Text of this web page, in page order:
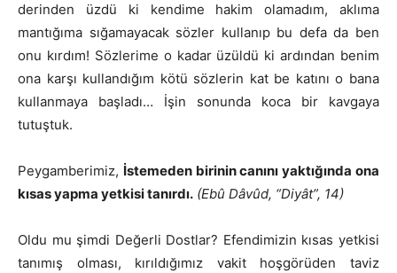
derinden üzdü ki kendime hakim olamadım, aklıma
mantığıma sığamayacak sözler kullanıp bu defa da ben
onu kırdım! Sözlerime o kadar üzüldü ki ardından benim
ona karşı kullandığım kötü sözlerin kat be katını o bana
kullanmaya başladı… İşin sonunda koca bir kavgaya
tutuştuk.
Peygamberimiz, İstemeden birinin canını yaktığında ona
kısas yapma yetkisi tanırdı. (Ebû Dâvûd, “Diyât”, 14)
Oldu mu şimdi Değerli Dostlar? Efendimizin kısas yetkisi
tanımış olması, kırıldığımız vakit hoşgörüden taviz